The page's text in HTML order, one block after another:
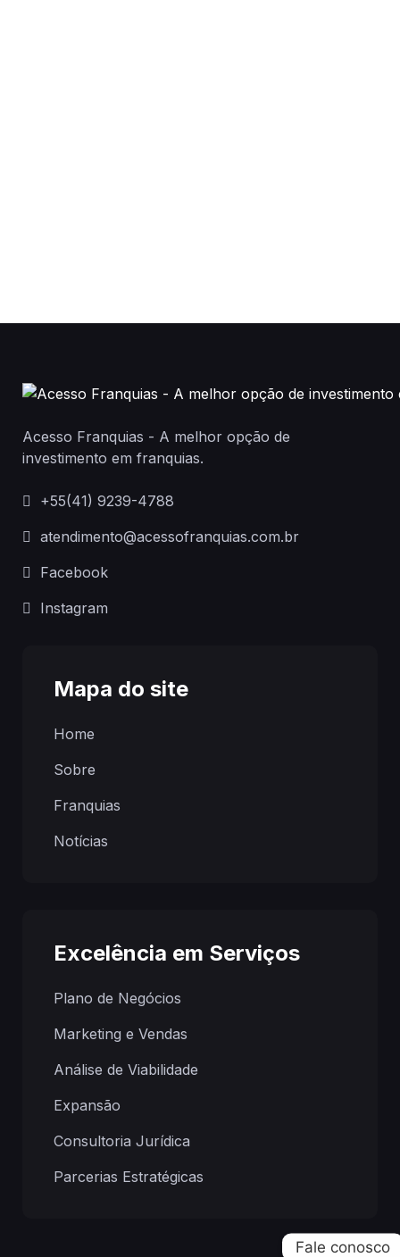
Acesso Franquias - A melhor opção de
investimento em franquias.
+55(41) 9239-4788
atendimento@acessofranquias.com.br
Facebook
Instagram
Mapa do site
Home
Sobre
Franquias
Notícias
Excelência em Serviços
Plano de Negócios
Marketing e Vendas
Análise de Viabilidade
Expansão
Consultoria Jurídica
Parcerias Estratégicas